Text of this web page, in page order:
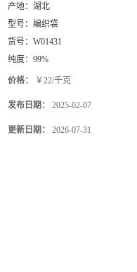
产地： 湖北
型号： 编织袋
货号： W01431
纯度： 99%
价格： ￥22/千克
发布日期： 2025-02-07
更新日期： 2026-07-31